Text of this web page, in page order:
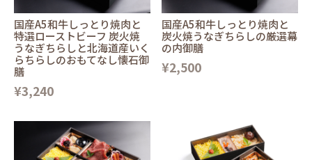
国産A5和牛しっとり焼肉と
特選ローストビーフ 炭火焼
うなぎちらしと北海道産いく
らちらしのおもてなし懐石御
膳
¥3,240
国産A5和牛しっとり焼肉と
炭火焼うなぎちらしの厳選幕
の内御膳
¥2,500